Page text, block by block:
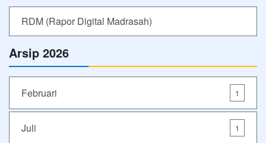
RDM (Rapor Digital Madrasah)
Arsip 2026
Februari 1
Juli 1